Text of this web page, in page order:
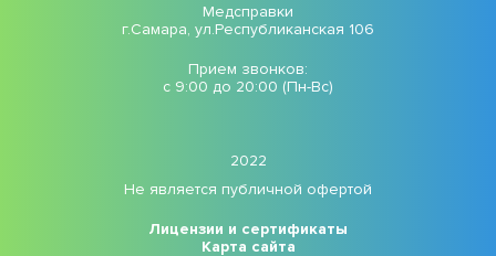
Медсправки
г.Самара, ул.Республиканская 106
Прием звонков:
с 9:00 до 20:00 (Пн-Вс)
2022
Не является публичной офертой
Лицензии и сертификаты
Карта сайта